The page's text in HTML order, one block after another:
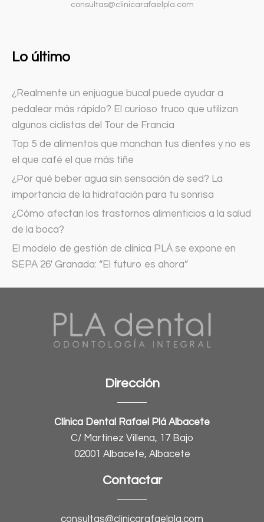
consultas@clinicarafaelpla.com
Lo último
¿Realmente un enjuague bucal puede ayudar a
pedalear más rápido? El curioso truco que utilizan
algunos ciclistas del Tour de Francia
Top 5 de alimentos que manchan tus dientes y no es
el que café el que más tiñe
¿Por qué beber agua sin sensación de sed? La
importancia de la hidratación para tu sonrisa
¿Cómo afectan los trastornos alimenticios a la salud
de la boca?
El modelo de gestión de clínica PLÁ se expone en
SEPA 26′ Granada: “El futuro es ahora”
Dirección
Clínica Dental Rafael Plá Albacete
C/ Martinez Villena, 17 Bajo
02001 Albacete, Albacete
Contactar
consultas@clinicarafaelpla.com